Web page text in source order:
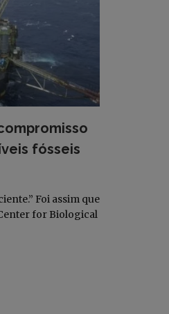
fósseis
Foi assim que
for Biological